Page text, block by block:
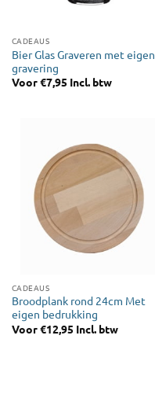
CADEAUS
Bier Glas Graveren met eigen
gravering
Voor€7,95 Incl. btw
CADEAUS
Broodplank rond 24cm Met
eigen bedrukking
Voor€12,95 Incl. btw